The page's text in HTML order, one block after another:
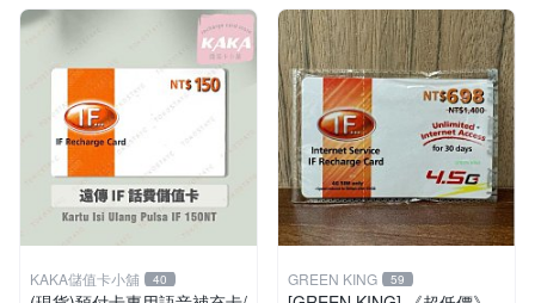
KAKA儲值卡小舖 40 GREEN KING 59